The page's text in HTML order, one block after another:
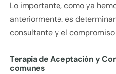
Lo importante, como ya
anteriormente. es
consultante y el
Terapia de Aceptación y
comunes